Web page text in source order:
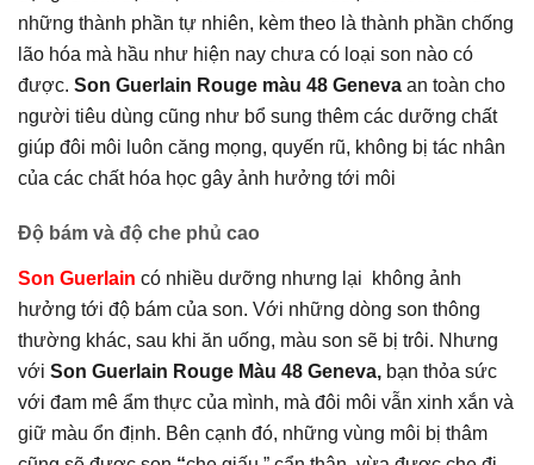
những thành phần tự nhiên, kèm theo là thành phần chống
lão hóa mà hầu như hiện nay chưa có loại son nào có
được. Son Guerlain Rouge màu 48 Geneva an toàn cho
người tiêu dùng cũng như bổ sung thêm các dưỡng chất
giúp đôi môi luôn căng mọng, quyến rũ, không bị tác nhân
của các chất hóa học gây ảnh hưởng tới môi
Độ bám và độ che phủ cao
Son Guerlain có nhiều dưỡng nhưng lại không ảnh
hưởng tới độ bám của son. Với những dòng son thông
thường khác, sau khi ăn uống, màu son sẽ bị trôi. Nhưng
với Son Guerlain Rouge Màu 48 Geneva, bạn thỏa sức
với đam mê ẩm thực của mình, mà đôi môi vẫn xinh xắn và
giữ màu ổn định. Bên cạnh đó, những vùng môi bị thâm